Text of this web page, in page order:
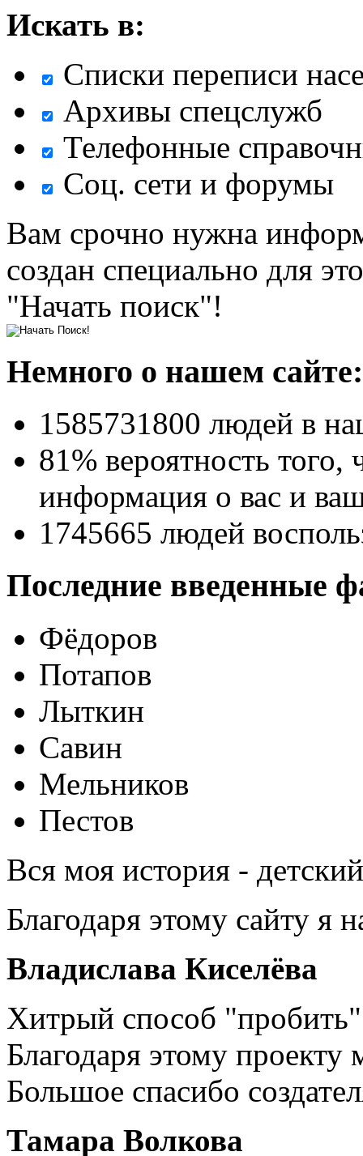
Искать в:
Списки переписи
Архивы спецслужб
Телефонные
Соц. сети и форумы
Вам срочно нужна
создан специально для
"Начать поиск"!
Немного о нашем сайте:
1585731800 людей в
81% вероятность того,
информация о вас и
1745665 людей
Последние введенные
Фёдоров
Потапов
Лыткин
Савин
Мельников
Пестов
Вся моя история -
Благодаря этому сайту я
Владислава Киселёва
Хитрый способ
Благодаря этому
Большое спасибо
Тамара Волкова